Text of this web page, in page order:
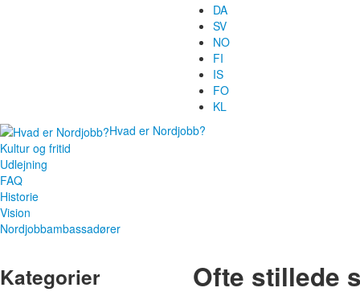
DA
SV
NO
FI
IS
FO
KL
Hvad er Nordjobb?
Kultur og fritid
Udlejning
FAQ
Historie
Vision
Nordjobbambassadører
Kategorier Ofte stillede